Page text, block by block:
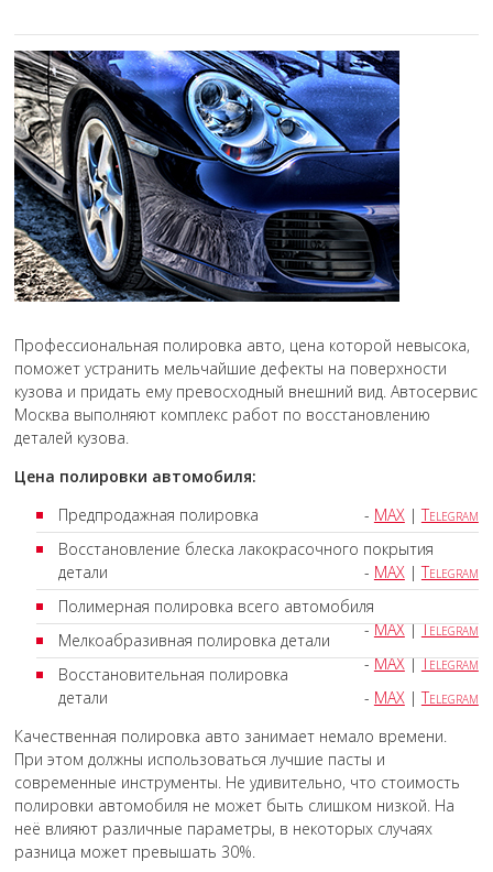
Профессиональная полировка авто, цена которой невысока,
поможет устранить мельчайшие дефекты на поверхности
кузова и придать ему превосходный внешний вид. Автосервис
Москва выполняют комплекс работ по восстановлению
деталей кузова.
Цена полировки автомобиля:
Предпродажная полировка
- MAX|Telegram
Восстановление блеска лакокрасочного покрытия
детали
- MAX|Telegram
Полимерная полировка всего автомобиля
-MAX|Telegram
Мелкоабразивная полировка детали
-MAX|Telegram
Восстановительная полировка
детали
- MAX|Telegram
Качественная полировка авто занимает немало времени.
При этом должны использоваться лучшие пасты и
современные инструменты. Не удивительно, что стоимость
полировки автомобиля не может быть слишком низкой. На
неё влияют различные параметры, в некоторых случаях
разница может превышать 30%.